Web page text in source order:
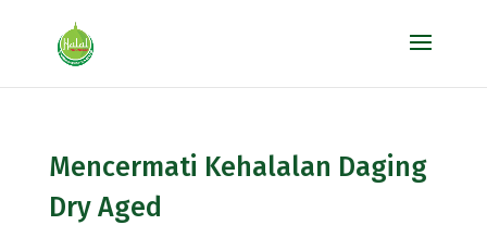
Mencermati Kehalalan Daging
Dry Aged